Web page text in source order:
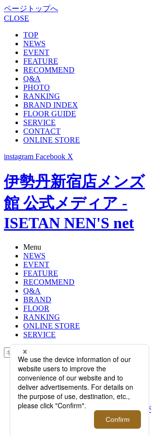
ページトップへ
CLOSE
TOP
NEWS
EVENT
FEATURE
RECOMMEND
Q&A
PHOTO
RANKING
BRAND INDEX
FLOOR GUIDE
SERVICE
CONTACT
ONLINE STORE
instagram Facebook X
伊勢丹新宿店メンズ
館 公式メディア -
ISETAN NEN'S net
Menu
NEWS
EVENT
FEATURE
RECOMMEND
Q&A
BRAND
FLOOR
RANKING
ONLINE STORE
SERVICE
TOP
PHOTO
＜サンタ・マリア・ノヴェッラ＞肌
を健やかに、保湿を持続させる「イ
ドラリアライン」に5つのアイテムが